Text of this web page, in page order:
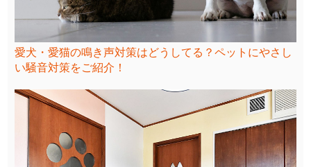
愛犬・愛猫の鳴き声対策はどうしてる？ペットにやさし
い騒音対策をご紹介！